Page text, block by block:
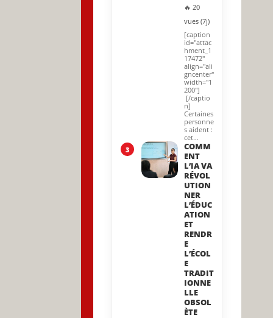
🔥 20
vues (7j)
[caption
id="attac
hment_1
17472"
align="ali
gncenter"
width="1
200"]
[/captio
n]
Certaines
personne
s aident :
cet…
3
COMM
ENT
L’IA VA
RÉVOL
UTION
NER
L’ÉDUC
ATION
ET
RENDR
E
L’ÉCOL
E
TRADIT
IONNE
LLE
OBSOL
ÈTE